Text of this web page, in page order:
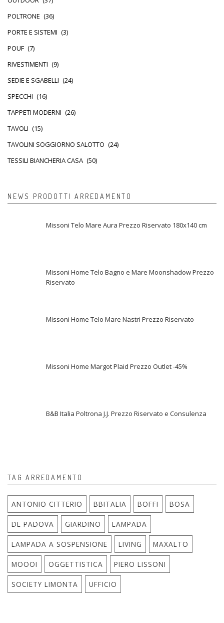
POLTRONE (36)
PORTE E SISTEMI (3)
POUF (7)
RIVESTIMENTI (9)
SEDIE E SGABELLI (24)
SPECCHI (16)
TAPPETI MODERNI (26)
TAVOLI (15)
TAVOLINI SOGGIORNO SALOTTO (24)
TESSILI BIANCHERIA CASA (50)
NEWS PRODOTTI ARREDAMENTO
Missoni Telo Mare Aura Prezzo Riservato 180x140 cm
Missoni Home Telo Bagno e Mare Moonshadow Prezzo
Riservato
Missoni Home Telo Mare Nastri Prezzo Riservato
Missoni Home Margot Plaid Prezzo Outlet -45%
B&B Italia Poltrona J.J. Prezzo Riservato e Consulenza
TAG ARREDAMENTO
ANTONIO CITTERIO BBITALIA BOFFI BOSA
DE PADOVA GIARDINO LAMPADA
LAMPADA A SOSPENSIONE LIVING MAXALTO
MOOOI OGGETTISTICA PIERO LISSONI
SOCIETY LIMONTA UFFICIO